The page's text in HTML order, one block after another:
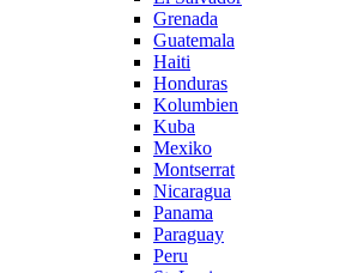
Grenada
Guatemala
Haiti
Honduras
Kolumbien
Kuba
Mexiko
Montserrat
Nicaragua
Panama
Paraguay
Peru